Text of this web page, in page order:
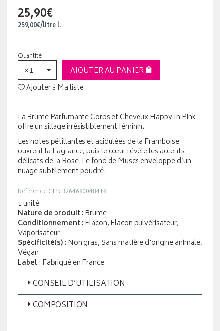
25,90€
259,00€/litrel.
Quantité
× 1
AJOUTER AU PANIER
Ajouter à Ma liste
La Brume Parfumante Corps et Cheveux Happy In Pink
offre un sillage irrésistiblement féminin.
Les notes pétillantes et acidulées de la Framboise
ouvrent la fragrance, puis le cœur révèle les accents
délicats de la Rose. Le fond de Muscs enveloppe d’un
nuage subtilement poudré.
Référence CIP : 3264680048418
1 unité
Nature de produit : Brume
Conditionnement : Flacon, Flacon pulvérisateur,
Vaporisateur
Spécificité(s): Non gras, Sans matière d'origine animale,
Végan
Label: Fabriqué en France
CONSEIL D’UTILISATION
COMPOSITION